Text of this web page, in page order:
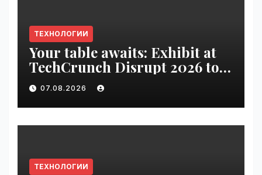
ТЕХНОЛОГИИ
Your table awaits: Exhibit at
TechCrunch Disrupt 2026 to
be seen by thousands |
VseTime.ru
07.08.2026
ТЕХНОЛОГИИ